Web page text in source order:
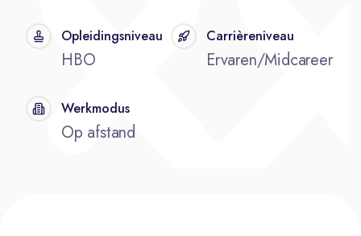
Opleidingsniveau
HBO
Carrièreniveau
Ervaren/Midcareer
Werkmodus
Op afstand